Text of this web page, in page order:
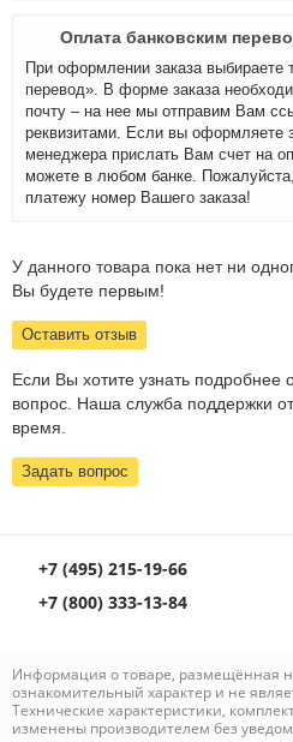
Оплата банковским
При оформлении заказа выбираете
перевод». В форме заказа
почту – на нее мы отправим Вам
реквизитами. Если вы оформляете
менеджера прислать Вам счет на
можете в любом банке.
платежу номер Вашего заказа!
У данного товара пока нет ни
Вы будете первым!
Оставить отзыв
Если Вы хотите узнать подробнее
вопрос. Наша служба поддержки
время.
Задать вопрос
+7 (495) 215-19-66
+7 (800) 333-13-84
Информация о товаре, размещённая
ознакомительный характер и не
Технические характеристики,
изменены производителем без